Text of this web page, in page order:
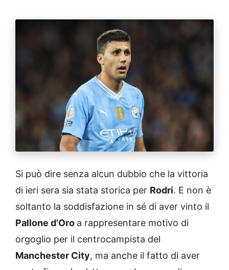
Si può dire senza alcun dubbio che la vittoria
di ieri sera sia stata storica per Rodri. E non è
soltanto la soddisfazione in sé di aver vinto il
Pallone d’Oro a rappresentare motivo di
orgoglio per il centrocampista del
Manchester City, ma anche il fatto di aver